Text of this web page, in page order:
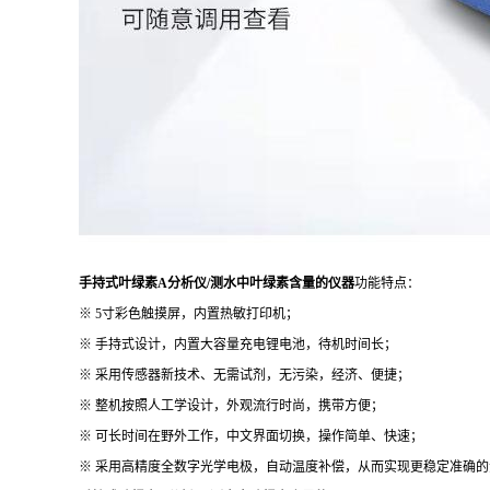
手持式叶绿素A分析仪/测水中叶绿素含量的仪器功能特点：
※ 5寸彩色触摸屏，内置热敏打印机；
※ 手持式设计，内置大容量充电锂电池，待机时间长；
※ 采用传感器新技术、无需试剂，无污染，经济、便捷；
※ 整机按照人工学设计，外观流行时尚，携带方便；
※ 可长时间在野外工作，中文界面切换，操作简单、快速；
※ 采用高精度全数字光学电极，自动温度补偿，从而实现更稳定准确